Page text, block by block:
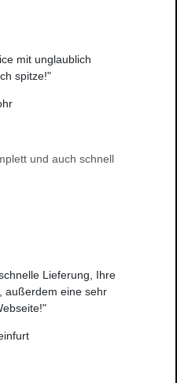
mit unglaublich
spitze!"
und auch schnell
Lieferung, Ihre
außerdem eine sehr